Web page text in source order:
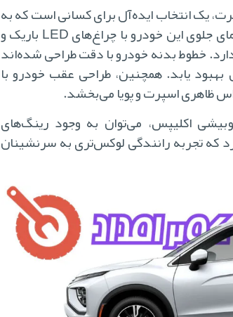
یک انتخاب ایده‌آل برای کسانی است که به
دنبال یک خودرو با طراحی خیره‌کننده هستند. نمای جلوی این خودرو با چراغ‌های LED باریک و
خطوط بدنه خودرو با دقت طراحی شده‌اند
بهبود یابد. همچنین، طراحی عقب خودرو با
اکلیپس، می‌توان به وجود رینگ‌های
کرد که تجربه رانندگی لوکس‌تری به سرنشینان